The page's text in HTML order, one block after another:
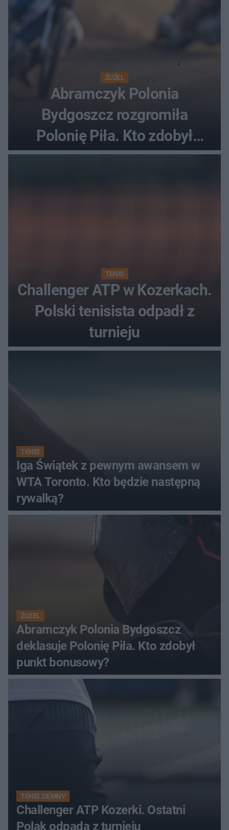
ŻUŻEL
Abramczyk Polonia
Bydgoszcz rozgromiła
Polonię Piła. Kto zdobył
najwięcej punktów?
TENIS
Challenger ATP w Kozerkach.
Polski tenisista odpadł z
turnieju
TENIS
Iga Świątek z pewnym awansem w
WTA Toronto. Kto będzie następną
rywalką?
ŻUŻEL
Abramczyk Polonia Bydgoszcz
deklasuje Polonię Piła. Kto zdobył
punkt bonusowy?
TENIS ZIEMNY
Challenger ATP Kozerki. Ostatni
Polak odpada z turnieju